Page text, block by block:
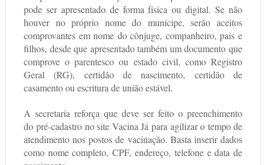
pode ser apresentado de forma física ou digital. Se não
houver no próprio nome do munícipe, serão aceitos
comprovantes em nome do cônjuge, companheiro, pais e
filhos, desde que apresentado também um documento que
comprove o parentesco ou estado civil, como Registro
Geral (RG), certidão de nascimento, certidão de
casamento ou escritura de união estável.
A secretaria reforça que deve ser feito o preenchimento
do pré-cadastro no site Vacina Já para agilizar o tempo de
atendimento nos postos de vacinação. Basta inserir dados
como nome completo, CPF, endereço, telefone e data de